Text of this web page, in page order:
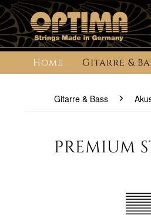
Home Gitarre &
Gitarre & Bass
PREMIUM